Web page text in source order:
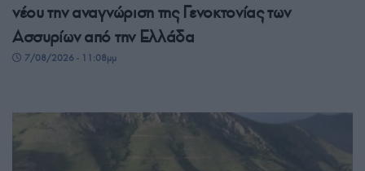
νέου την αναγνώριση της Γενοκτονίας των
Ασσυρίων από την Ελλάδα
7/08/2026 - 11:08μμ